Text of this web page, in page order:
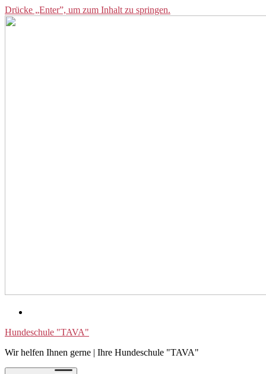
Drücke „Enter”, um zum Inhalt zu springen.
Hundeschule "TAVA"
Wir helfen Ihnen gerne | Ihre Hundeschule "TAVA"